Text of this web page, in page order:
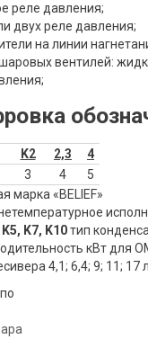
реле давления;
двух реле давления;
на линии
вентилей:
K2 2,3
4
3 4
5
марка «BELIEF»
K5, K7, K10тип
кВт для
4,1; 6,4; 9; 11; 17 л.